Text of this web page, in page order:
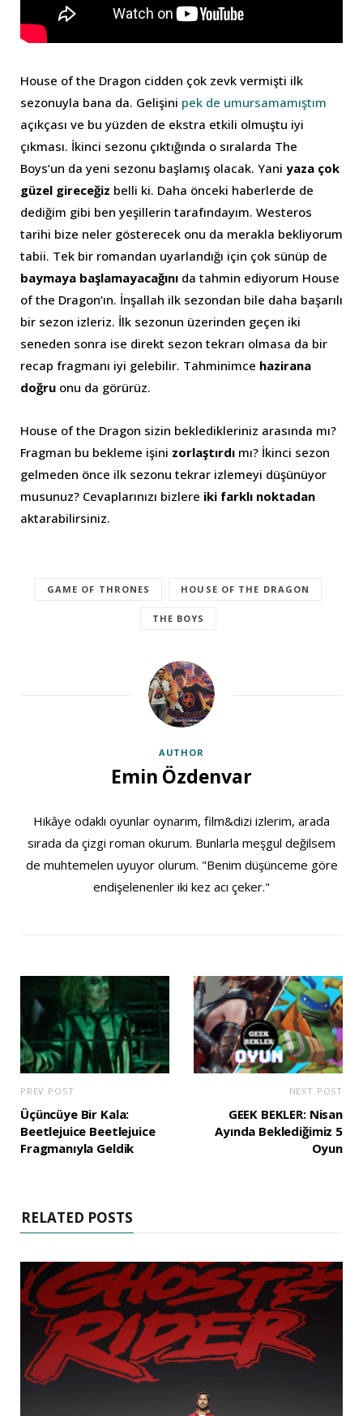
House of the Dragon cidden çok zevk vermişti ilk
sezonuyla bana da. Gelişini pek de umursamamıştım
açıkçası ve bu yüzden de ekstra etkili olmuştu iyi
çıkması. İkinci sezonu çıktığında o sıralarda The
Boys’un da yeni sezonu başlamış olacak. Yani yaza çok
güzel gireceğiz belli ki. Daha önceki haberlerde de
dediğim gibi ben yeşillerin tarafındayım. Westeros
tarihi bize neler gösterecek onu da merakla bekliyorum
tabii. Tek bir romandan uyarlandığı için çok sünüp de
baymaya başlamayacağını da tahmin ediyorum House
of the Dragon’ın. İnşallah ilk sezondan bile daha başarılı
bir sezon izleriz. İlk sezonun üzerinden geçen iki
seneden sonra ise direkt sezon tekrarı olmasa da bir
recap fragmanı iyi gelebilir. Tahminimce hazirana
doğru onu da görürüz.
House of the Dragon sizin bekledikleriniz arasında mı?
Fragman bu bekleme işini zorlaştırdı mı? İkinci sezon
gelmeden önce ilk sezonu tekrar izlemeyi düşünüyor
musunuz? Cevaplarınızı bizlere iki farklı noktadan
aktarabilirsiniz.
GAME OF THRONES HOUSE OF THE DRAGON
THE BOYS
AUTHOR
Emin Özdenvar
Hikâye odaklı oyunlar oynarım, film&dizi izlerim, arada
sırada da çizgi roman okurum. Bunlarla meşgul değilsem
de muhtemelen uyuyor olurum. "Benim düşünceme göre
endişelenenler iki kez acı çeker."
PREV POST
Üçüncüye Bir Kala:
Beetlejuice Beetlejuice
Fragmanıyla Geldik
NEXT POST
GEEK BEKLER: Nisan
Ayında Beklediğimiz 5
Oyun
RELATED POSTS